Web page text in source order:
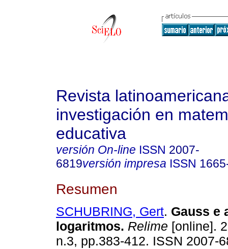
Revista
investigación en
educativa
versión On-line ISSN 2007-
6819versión impresa ISSN
Resumen
SCHUBRING, Gert. Gauss e
logaritmos. Relime [online].
n.3, pp.383-412. ISSN 2007-